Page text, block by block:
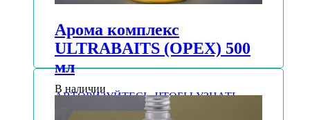
Арома комплекс
ULTRABAITS (ОРЕХ) 500
мл
АВТОРИЗУЙТЕСЬ, ЧТОБЫ УЗНАТЬ
ЦЕНУ
В наличии